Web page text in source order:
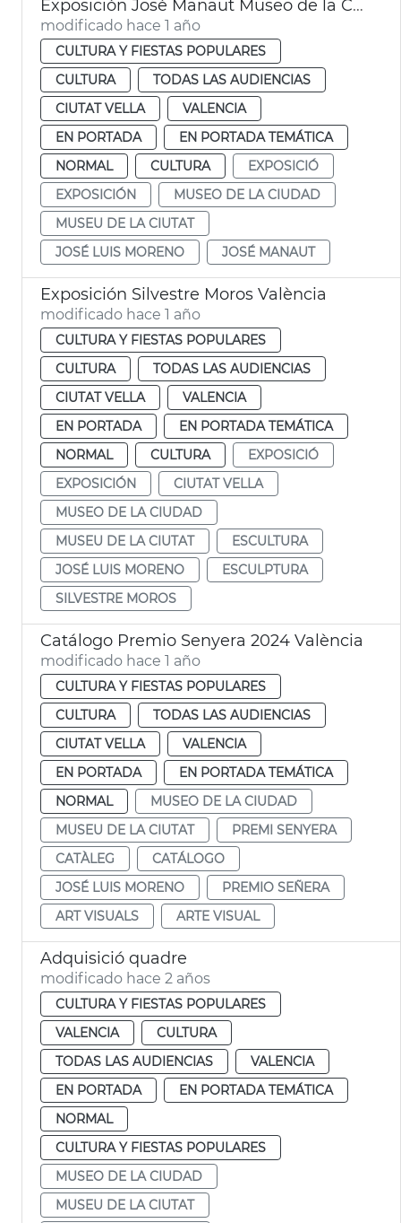
Exposición José Manaut Museo de la Ciudad València
modificado hace 1 año
CULTURA Y FIESTAS POPULARES
CULTURA
TODAS LAS AUDIENCIAS
CIUTAT VELLA
VALENCIA
EN PORTADA
EN PORTADA TEMÁTICA
NORMAL
CULTURA
EXPOSICIÓ
EXPOSICIÓN
MUSEO DE LA CIUDAD
MUSEU DE LA CIUTAT
JOSÉ LUIS MORENO
JOSÉ MANAUT
Exposición Silvestre Moros València
modificado hace 1 año
CULTURA Y FIESTAS POPULARES
CULTURA
TODAS LAS AUDIENCIAS
CIUTAT VELLA
VALENCIA
EN PORTADA
EN PORTADA TEMÁTICA
NORMAL
CULTURA
EXPOSICIÓ
EXPOSICIÓN
CIUTAT VELLA
MUSEO DE LA CIUDAD
MUSEU DE LA CIUTAT
ESCULTURA
JOSÉ LUIS MORENO
ESCULPTURA
SILVESTRE MOROS
Catálogo Premio Senyera 2024 València
modificado hace 1 año
CULTURA Y FIESTAS POPULARES
CULTURA
TODAS LAS AUDIENCIAS
CIUTAT VELLA
VALENCIA
EN PORTADA
EN PORTADA TEMÁTICA
NORMAL
MUSEO DE LA CIUDAD
MUSEU DE LA CIUTAT
PREMI SENYERA
CATÀLEG
CATÁLOGO
JOSÉ LUIS MORENO
PREMIO SEÑERA
ART VISUALS
ARTE VISUAL
Adquisició quadre
modificado hace 2 años
CULTURA Y FIESTAS POPULARES
VALENCIA
CULTURA
TODAS LAS AUDIENCIAS
VALENCIA
EN PORTADA
EN PORTADA TEMÁTICA
NORMAL
CULTURA Y FIESTAS POPULARES
MUSEO DE LA CIUDAD
MUSEU DE LA CIUTAT